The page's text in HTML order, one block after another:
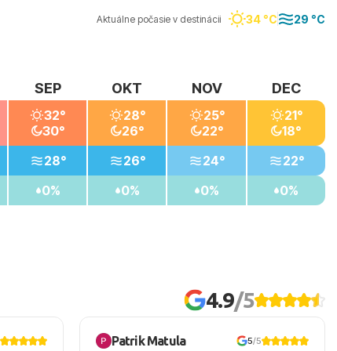
Aktuálne počasie v destinácii 34 °C 29 °C
SEP
32°
30°
28°
0%
OKT
28°
26°
26°
0%
NOV
25°
22°
24°
0%
DEC
21°
18°
22°
0%
4.9/5
Patrik Matula 5/5